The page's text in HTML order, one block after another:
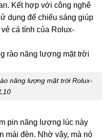
Kết hợp với công nghê
dụng để chiếu sáng giúp
cá tính của Rolux-
năng lượng mặt trời Rolux-
pin năng lượng lúc này
mái đèn. Nhờ vậy, mà nó